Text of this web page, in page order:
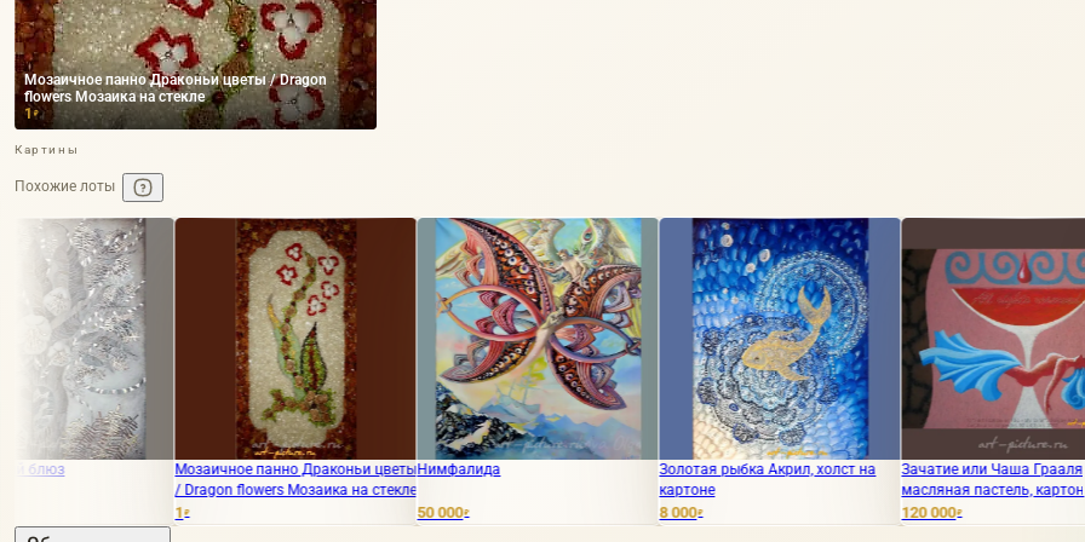
Мозаичное панно Драконьи цветы / Dragon
flowers Мозаика на стекле
1₽
Картины
Похожие лоты
Мозаичное панно Драконьи цветы
/ Dragon flowers Мозаика на стекле
Нимфалида
Золотая рыбка Акрил, холст на
Зачатие или Чаша Грааля
масляная пастель, картон